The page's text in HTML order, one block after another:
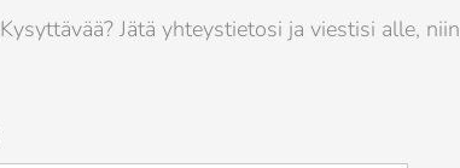
Kysyttävää? Jätä yhteystietosi ja viestisi alle,